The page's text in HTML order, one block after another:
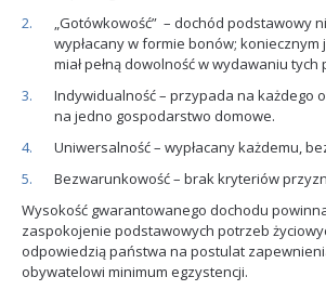
„Gotówkowość” – dochód podstawowy
wypłacany w formie bonów;
miał pełną dowolność w wydawaniu tych
Indywidualność – przypada na każdego
na jedno gospodarstwo domowe.
Uniwersalność – wypłacany każdemu,
Bezwarunkowość – brak kryteriów
Wysokość gwarantowanego dochodu
zaspokojenie podstawowych potrzeb
odpowiedzią państwa na postulat
obywatelowi minimum egzystencji.